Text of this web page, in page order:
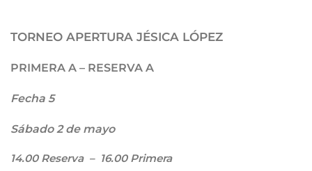
TORNEO APERTURA JÉSICA LÓPEZ
PRIMERA A – RESERVA A
Fecha 5
Sábado 2 de mayo
14.00 Reserva – 16.00 Primera